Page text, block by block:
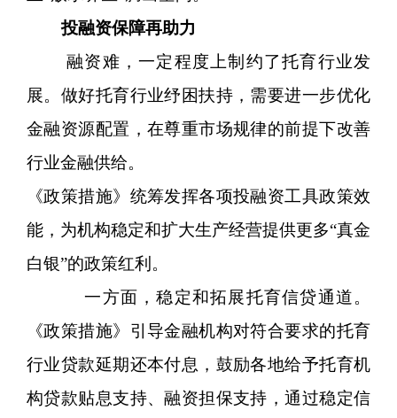
投融资保障再助力
融资难，一定程度上制约了托育行业发
展。做好托育行业纾困扶持，需要进一步优化
金融资源配置，在尊重市场规律的前提下改善
行业金融供给。
《政策措施》统筹发挥各项投融资工具政策效
能，为机构稳定和扩大生产经营提供更多“真金
白银”的政策红利。
一方面，稳定和拓展托育信贷通道。
《政策措施》引导金融机构对符合要求的托育
行业贷款延期还本付息，鼓励各地给予托育机
构贷款贴息支持、融资担保支持，通过稳定信